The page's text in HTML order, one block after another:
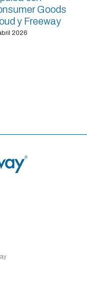
Goods
y Freeway
2026